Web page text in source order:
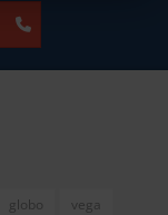
globo
vega